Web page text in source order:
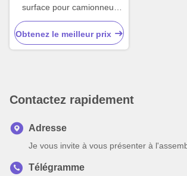
surface pour camionneur
Lampes flash LED
imperméables pour
véhicules
Obtenez le meilleur prix
Contactez rapidement
Adresse
Je vous invite à vous présenter à
Télégramme